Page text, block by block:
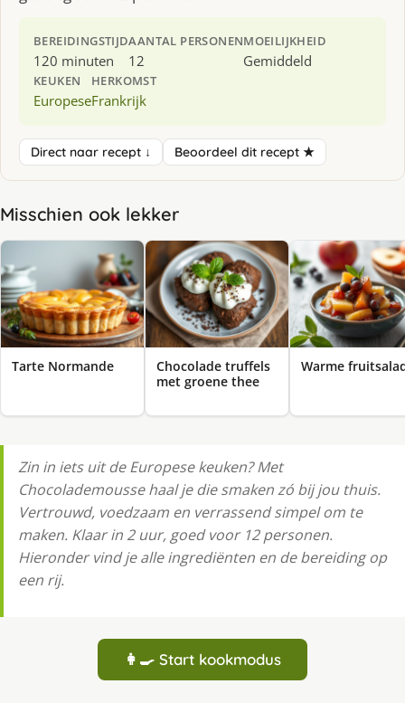
BEREIDINGSTIJD
120 minuten
AANTAL PERSONEN
12
MOEILIJKHEID
Gemiddeld
KEUKEN
Europese
HERKOMST
Frankrijk
Direct naar recept ↓ Beoordeel dit recept ★
Misschien ook lekker
Tarte Normande
Chocolade truffels
met groene thee
Warme
Zin in iets uit de Europese keuken? Met
Chocolademousse haal je die smaken zó bij jou thuis.
Vertrouwd, voedzaam en verrassend simpel om te
maken. Klaar in 2 uur, goed voor 12 personen.
Hieronder vind je alle ingrediënten en de bereiding op
een rij.
👩‍🍳 Start kookmodus